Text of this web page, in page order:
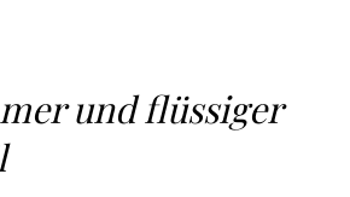
und flüssiger